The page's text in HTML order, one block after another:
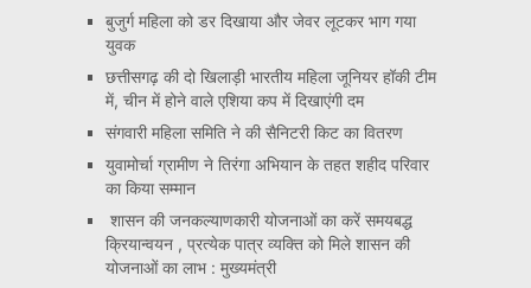
बुजुर्ग महिला को डर दिखाया और जेवर लूटकर भाग गया
युवक
छत्तीसगढ़ की दो खिलाड़ी भारतीय महिला जूनियर हॉकी टीम
में, चीन में होने वाले एशिया कप में दिखाएंगी दम
संगवारी महिला समिति ने की सैनिटरी किट का वितरण
युवामोर्चा ग्रामीण ने तिरंगा अभियान के तहत शहीद परिवार
का किया सम्मान
शासन की जनकल्याणकारी योजनाओं का करें समयबद्ध
क्रियान्वयन , प्रत्येक पात्र व्यक्ति को मिले शासन की
योजनाओं का लाभ : मुख्यमंत्री